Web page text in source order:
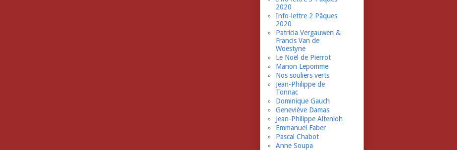
2020
Info-lettre 2 Pâques
2020
Patricia Vergauwen &
Francis Van de
Woestyne
Le Noël de Pierrot
Manon Lepomme
Nos souliers verts
Jean-Philippe de
Tonnac
Dominique Gauch
Geneviève Damas
Jean-Philippe Altenloh
Emmanuel Faber
Pascal Chabot
Anne Soupa